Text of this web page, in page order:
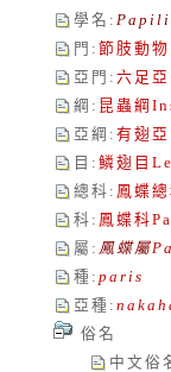
學名 :
門 : 節肢動物
亞門 : 六足亞
綱 : 昆蟲綱
亞綱 : 有翅亞
目 : 鱗翅目
總科 : 鳳蝶總
科 : 鳳蝶科
屬 : 鳳蝶屬
種 : paris
亞種 :
俗名
中文俗